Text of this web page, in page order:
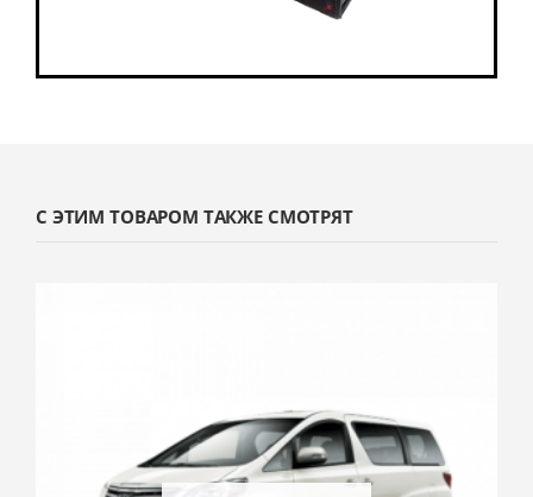
С ЭТИМ ТОВАРОМ ТАКЖЕ СМОТРЯТ